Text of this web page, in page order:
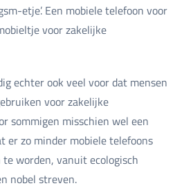
etje’. Een mobiele telefoon voor
voor zakelijke
echter ook veel voor dat mensen
voor zakelijke
sommigen misschien wel een
er zo minder mobiele telefoons
te worden, vanuit ecologisch
nobel streven.